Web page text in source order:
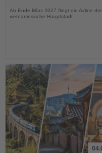
Ab Ende März 2027 fliegt die Airline
vietnamesische Hauptstadt